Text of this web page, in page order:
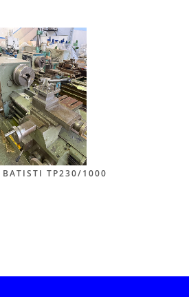
BATISTI TP230/1000